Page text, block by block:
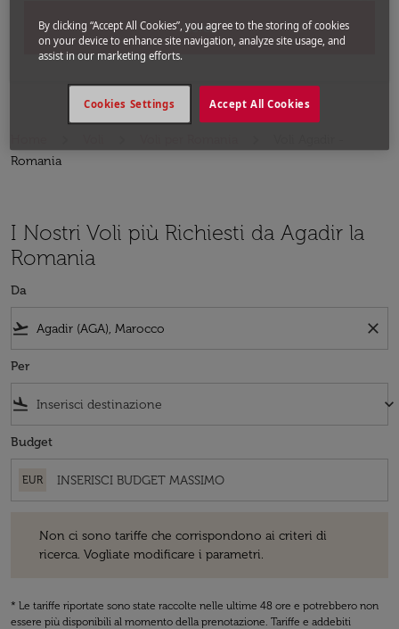
Cerca
Romania
I Nostri Voli più Richiesti da Agadir la
Romania
Da
flight_takeoff close
Per
flight_land keyboard_arrow_down
Budget
EUR
Non ci sono tariffe che corrispondono ai criteri di
ricerca. Vogliate modificare i parametri.
* Le tariffe riportate sono state raccolte nelle ultime 48 ore e potrebbero non
essere più disponibili al momento della prenotazione. Tariffe e addebiti
By clicking “Accept All Cookies”, you agree to the storing of cookies
on your device to enhance site navigation, analyze site usage, and
assist in our marketing efforts.
Accept All Cookies
Cookies Settings